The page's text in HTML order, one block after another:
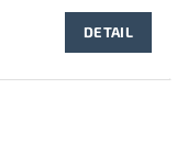
DETAIL